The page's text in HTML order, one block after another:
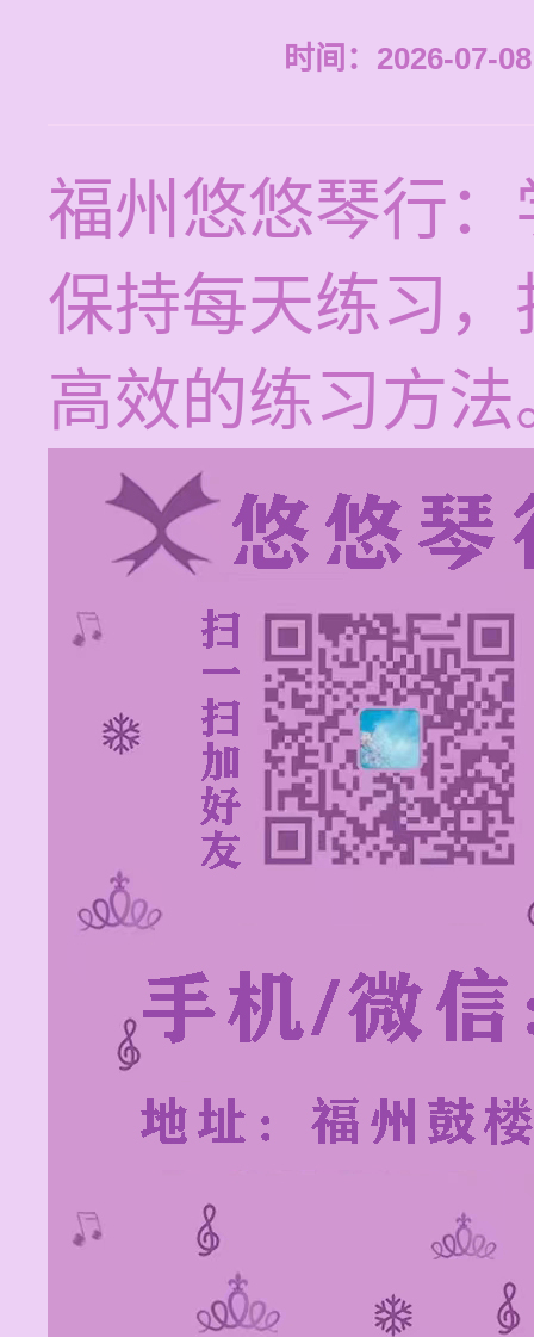
时间：2026-07-
福州悠悠琴行
保持每天练习
高效的练习方法